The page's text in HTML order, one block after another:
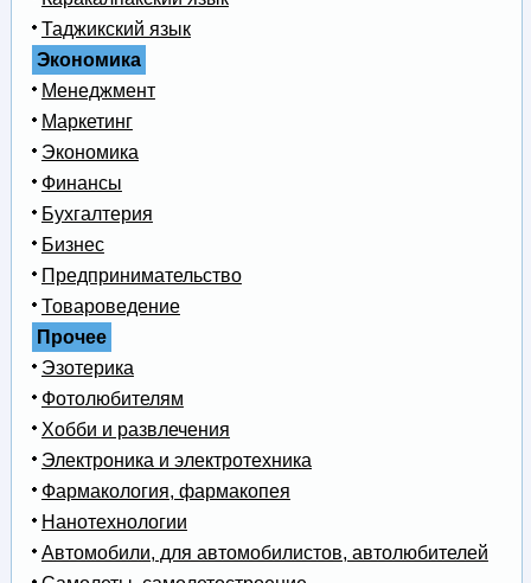
Таджикский язык
Экономика
Менеджмент
Маркетинг
Экономика
Финансы
Бухгалтерия
Бизнес
Предпринимательство
Товароведение
Прочее
Эзотерика
Фотолюбителям
Хобби и развлечения
Электроника и электротехника
Фармакология, фармакопея
Нанотехнологии
Автомобили, для автомобилистов, автолюбителей